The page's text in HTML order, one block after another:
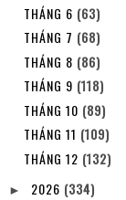
THÁNG 6 (63)
THÁNG 7 (68)
THÁNG 8 (86)
THÁNG 9 (118)
THÁNG 10 (89)
THÁNG 11 (109)
THÁNG 12 (132)
► 2026 (334)